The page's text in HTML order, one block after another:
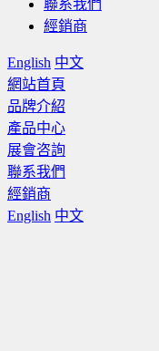
聯系我們
經銷商
English 中文
網站首頁
品牌介紹
產品中心
展會咨詢
聯系我們
經銷商
English 中文